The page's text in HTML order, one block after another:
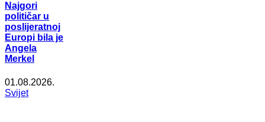
Najgori
političar u
poslijeratnoj
Europi bila je
Angela
Merkel
01.08.2026.
Svijet